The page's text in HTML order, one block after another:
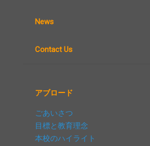
News
Contact Us
アブロード
ごあいさつ
目標と教育理念
本校のハイライト